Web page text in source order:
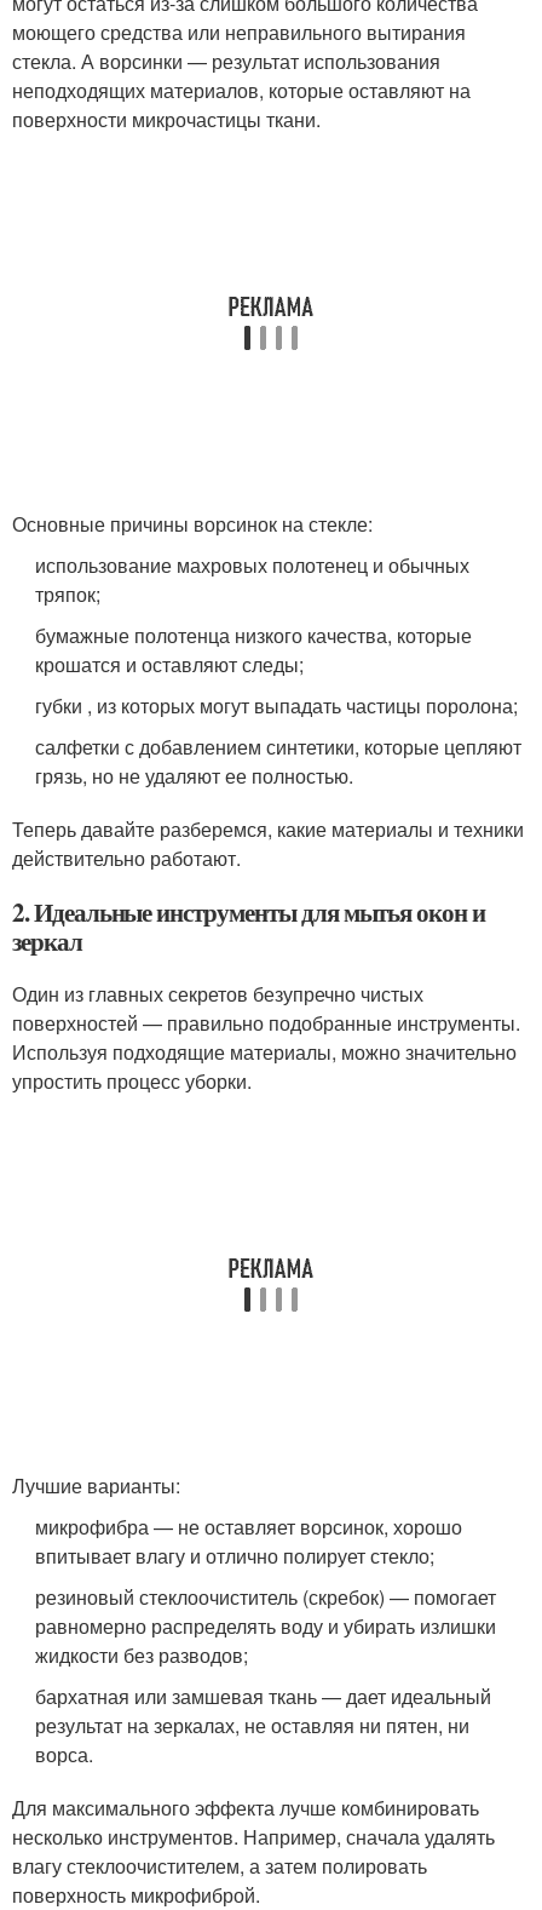
моющего средства или неправильного вытирания
стекла. А ворсинки — результат использования
неподходящих материалов, которые оставляют на
поверхности микрочастицы ткани.
Основные причины ворсинок на стекле:
использование махровых полотенец и обычных
тряпок;
бумажные полотенца низкого качества, которые
крошатся и оставляют следы;
губки , из которых могут выпадать частицы поролона;
салфетки с добавлением синтетики, которые цепляют
грязь, но не удаляют ее полностью.
Теперь давайте разберемся, какие материалы и техники
действительно работают.
2. Идеальные инструменты для мытья окон и
зеркал
Один из главных секретов безупречно чистых
поверхностей — правильно подобранные инструменты.
Используя подходящие материалы, можно значительно
упростить процесс уборки.
Лучшие варианты:
микрофибра — не оставляет ворсинок, хорошо
впитывает влагу и отлично полирует стекло;
резиновый стеклоочиститель (скребок) — помогает
равномерно распределять воду и убирать излишки
жидкости без разводов;
бархатная или замшевая ткань — дает идеальный
результат на зеркалах, не оставляя ни пятен, ни
ворса.
Для максимального эффекта лучше комбинировать
несколько инструментов. Например, сначала удалять
влагу стеклоочистителем, а затем полировать
поверхность микрофиброй.